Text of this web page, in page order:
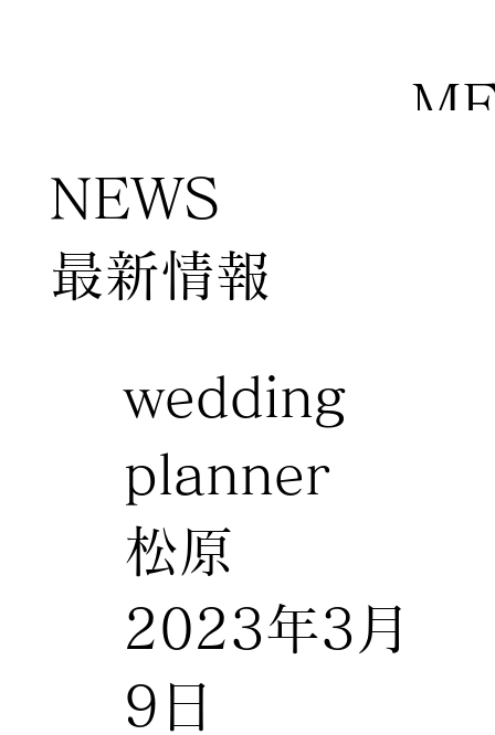
NEWS
​最新情報
2023年3月
9日
wedding
planner
松原